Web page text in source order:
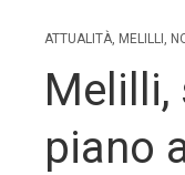
ATTUALITÀ, MELILLI ,
Melilli,
piano